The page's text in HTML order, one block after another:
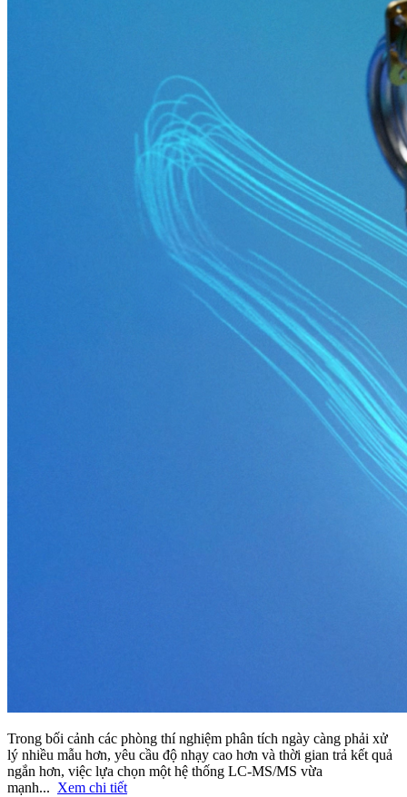
Trong bối cảnh các phòng thí nghiệm phân tích ngày càng phải xử
lý nhiều mẫu hơn, yêu cầu độ nhạy cao hơn và thời gian trả kết quả
ngắn hơn, việc lựa chọn một hệ thống LC-MS/MS vừa
mạnh... Xem chi tiết